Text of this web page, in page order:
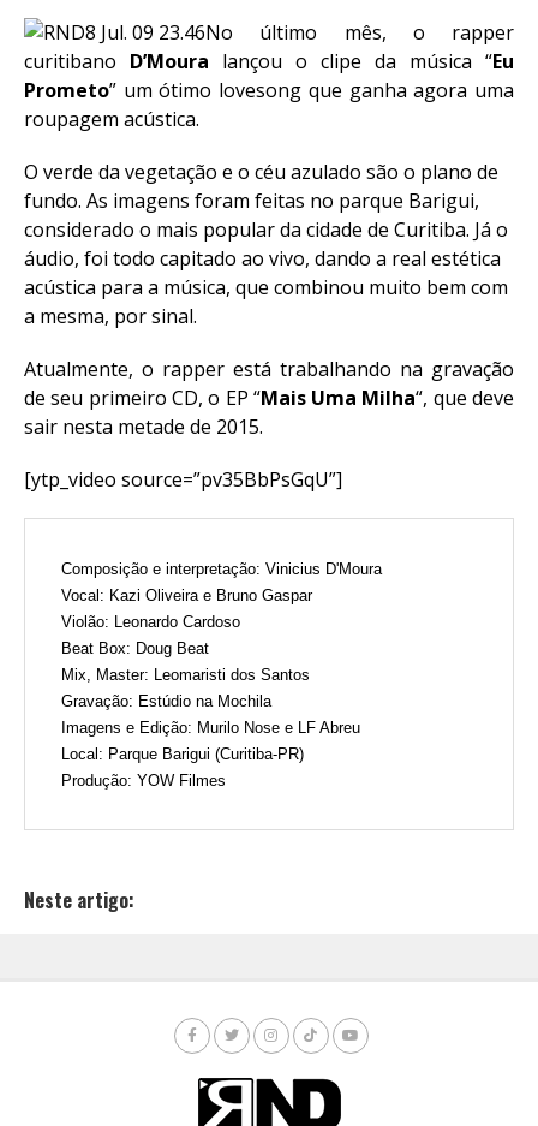
No último mês, o rapper
curitibano D’Moura lançou o clipe da música “Eu
Prometo” um ótimo lovesong que ganha agora uma
roupagem acústica.
O verde da vegetação e o céu azulado são o plano de
fundo. As imagens foram feitas no parque Barigui,
considerado o mais popular da cidade de Curitiba. Já o
áudio, foi todo capitado ao vivo, dando a real estética
acústica para a música, que combinou muito bem com
a mesma, por sinal.
Atualmente, o rapper está trabalhando na gravação
de seu primeiro CD, o EP “Mais Uma Milha“, que deve
sair nesta metade de 2015.
[ytp_video source=”pv35BbPsGqU”]
Composição e interpretação: Vinicius D'Moura
Vocal: Kazi Oliveira e Bruno Gaspar
Violão: Leonardo Cardoso
Beat Box: Doug Beat
Mix, Master: Leomaristi dos Santos
Gravação: Estúdio na Mochila
Imagens e Edição: Murilo Nose e LF Abreu
Local: Parque Barigui (Curitiba-PR)
Produção: YOW Filmes
Neste artigo: